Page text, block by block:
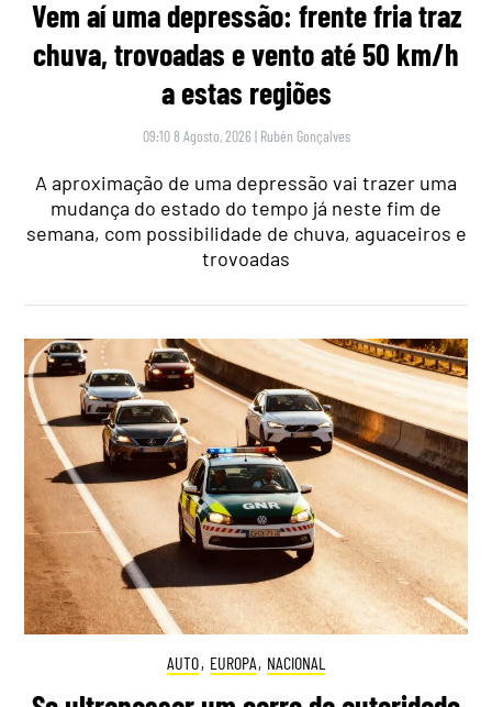
Vem aí uma depressão: frente fria traz
chuva, trovoadas e vento até 50 km/h
a estas regiões
09:10 8 Agosto, 2026 | Rubén Gonçalves
A aproximação de uma depressão vai trazer uma
mudança do estado do tempo já neste fim de
semana, com possibilidade de chuva, aguaceiros e
trovoadas
AUTO, EUROPA, NACIONAL